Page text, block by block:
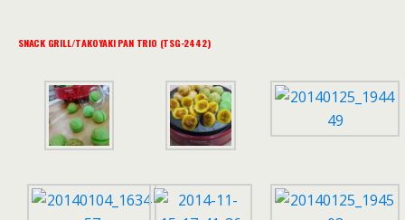
SNACK GRILL/TAKOYAKI PAN TRIO (TSG-2442)